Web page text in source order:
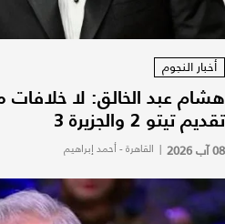
أخبار النجوم
هشام عبد الخالق: لا خلافات
تقديم تيتو 2 والجزيرة 3
08 آب 2026 | القاهرة - أحمد إبراهيم